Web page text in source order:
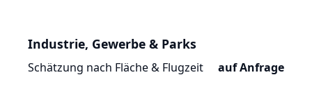
Industrie, Gewerbe & Parks
Schätzung nach Fläche & Flugzeit auf Anfrage